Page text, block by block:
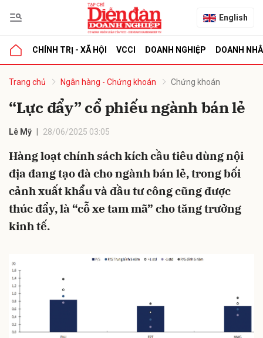
English
CHÍNH TRỊ - XÃ HỘI VCCI DOANH NGHIỆP DOANH
Trang chủ Ngân hàng - Chứng khoán Chứng khoán
“Lực đẩy” cổ phiếu ngành bán lẻ
Lê Mỹ 28/06/2025 03:05
Hàng loạt chính sách kích cầu tiêu dùng nội
địa đang tạo đà cho ngành bán lẻ, trong bối
cảnh xuất khẩu và đầu tư công cũng được
thúc đẩy, là “cỗ xe tam mã” cho tăng trưởng
kinh tế.
luận
Hủy